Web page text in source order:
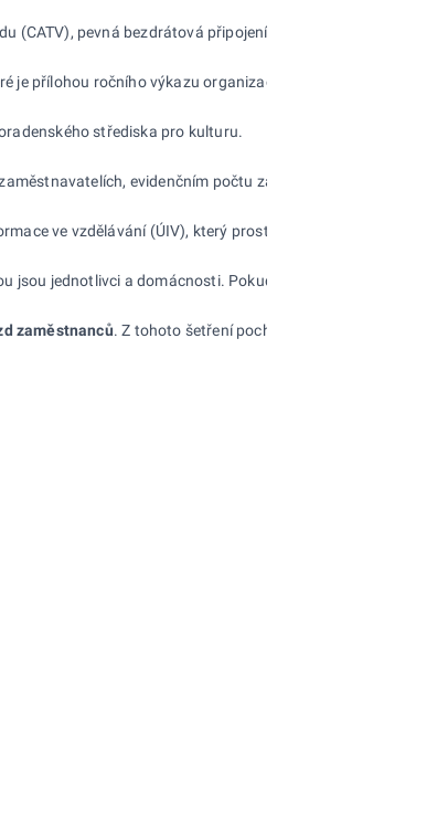
(CATV), pevná bezdrátová připojení (WiFi + FWA) a
je přílohou ročního výkazu organizačních složek státu.
střediska pro kulturu.
evidenčním počtu zaměstnanců a
ve vzdělávání (ÚIV), který prostřednictvím internetu
jsou jednotlivci a domácnosti. Pokud je hodnota menší než
zaměstnanců. Z tohoto šetření pocházejí údaje týkající se